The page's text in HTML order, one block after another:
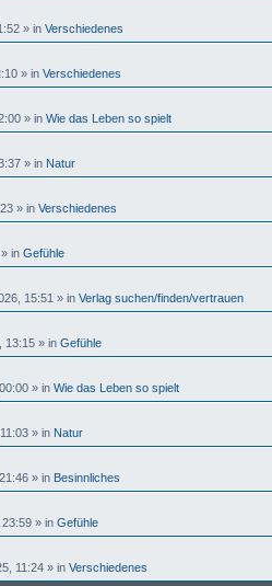
» in Verschiedenes
» in Verschiedenes
» in Wie das Leben so spielt
» in Natur
» in Verschiedenes
» in Gefühle
15:51 » in Verlag suchen/finden/vertrauen
13:15 » in Gefühle
» in Wie das Leben so spielt
» in Natur
» in Besinnliches
» in Gefühle
11:24 » in Verschiedenes